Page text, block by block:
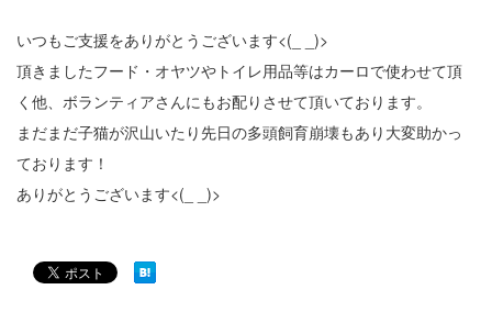
いつもご支援をありがとうございます<(_ _)>
頂きましたフード・オヤツやトイレ用品等はカーロで使わせて頂
く他、ボランティアさんにもお配りさせて頂いております。
まだまだ子猫が沢山いたり先日の多頭飼育崩壊もあり大変助かっ
ております！
ありがとうございます<(_ _)>